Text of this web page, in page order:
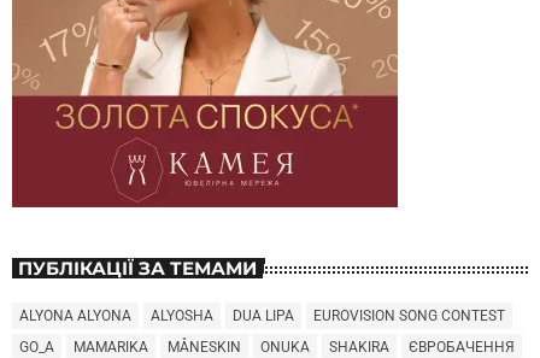
ПУБЛІКАЦІЇ ЗА ТЕМАМИ
ALYONA ALYONA ALYOSHA DUA LIPA
EUROVISION SONG CONTEST
GO_A
MAMARIKA MÅNESKIN ONUKA SHAKIRA
ЄВРОБАЧЕННЯ